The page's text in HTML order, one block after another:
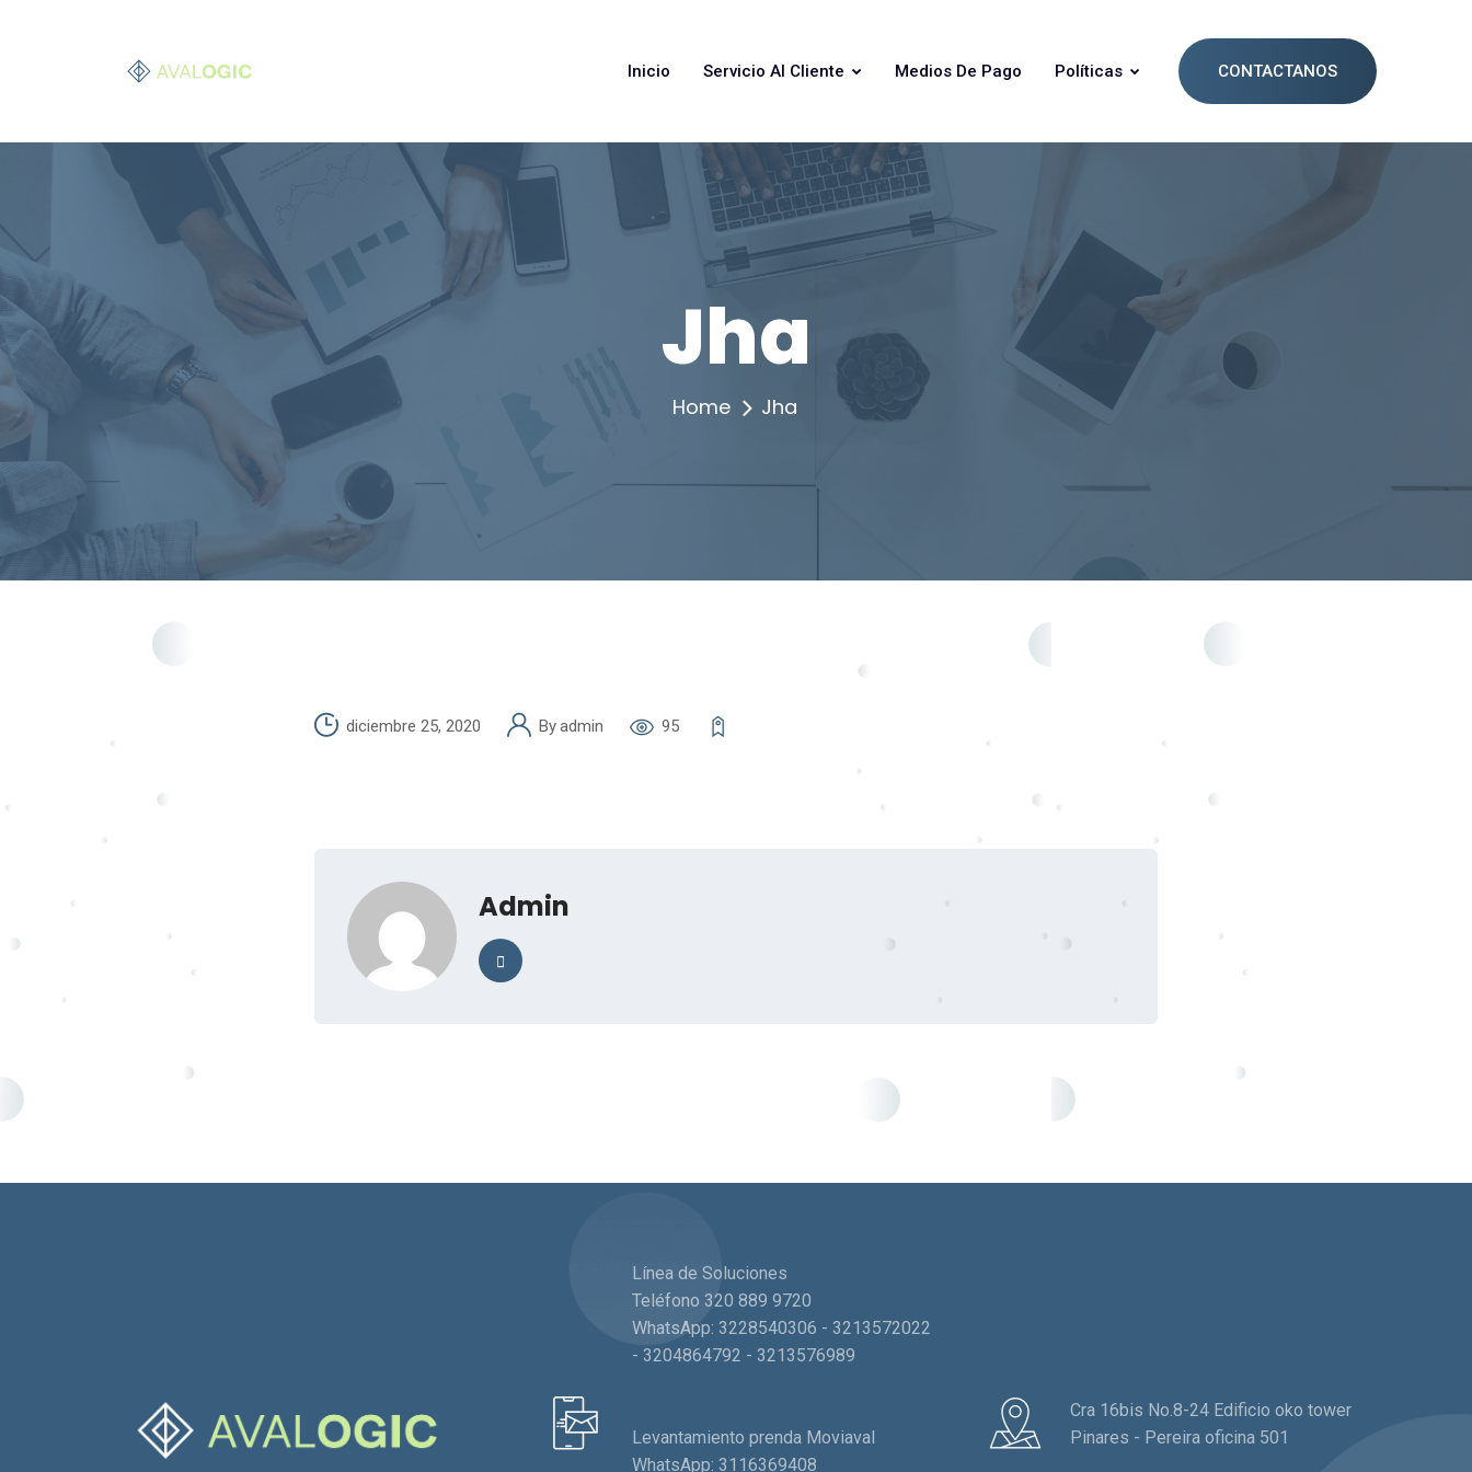
CONTACTANOS
Inicio Servicio Al Cliente Medios De Pago Políticas
Jha
Home Jha
diciembre 25, 2020 Byadmin 95
Admin
Línea de Soluciones
Teléfono 320 889 9720
WhatsApp: 3228540306 - 3213572022
- 3204864792 - 3213576989
Levantamiento prenda Moviaval
WhatsApp: 3116369408
Cra 16bis No.8-24 Edificio oko tower
Pinares - Pereira oficina 501